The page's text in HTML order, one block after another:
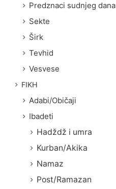
Predznaci sudnjeg dana
Sekte
Širk
Tevhid
Vesvese
FIKH
Adabi/Običaji
Ibadeti
Hadždž i umra
Kurban/Akika
Namaz
Post/Ramazan